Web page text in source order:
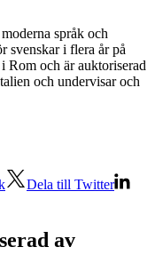
språk och
svenskar i flera år på
Rom och är auktoriserad
och undervisar och
Dela till Twitter
av